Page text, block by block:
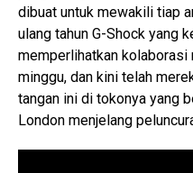
dibuat untuk mewakili tiap
ulang tahun G-Shock yang
memperlihatkan
minggu, dan kini telah
tangan ini di tokonya yang
London menjelang